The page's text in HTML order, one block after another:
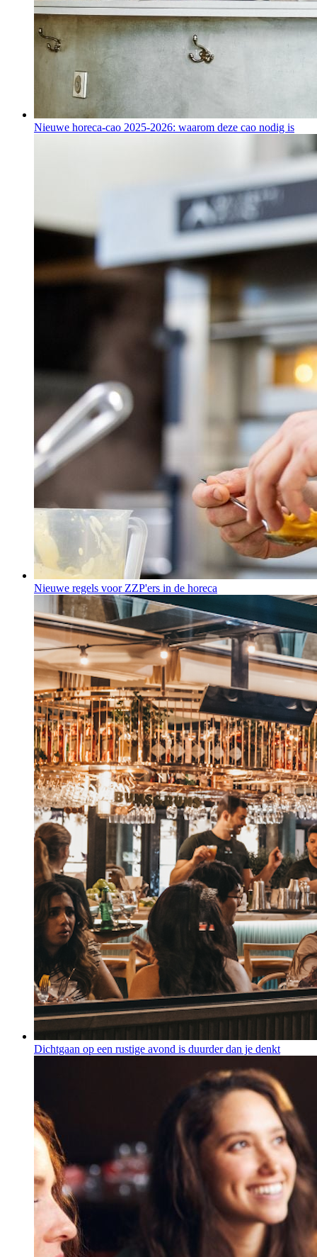
Nieuwe horeca-cao 2025-2026: waarom deze cao nodig is
Nieuwe regels voor ZZP'ers in de horeca
Dichtgaan op een rustige avond is duurder dan je denkt